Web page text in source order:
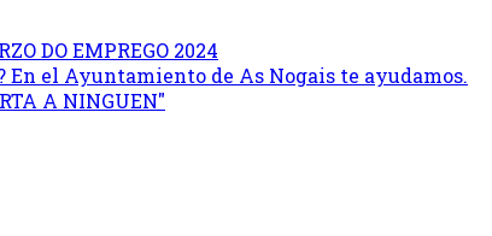
DO EMPREGO 2024
el Ayuntamiento de As Nogais te ayudamos.
A NINGUEN"